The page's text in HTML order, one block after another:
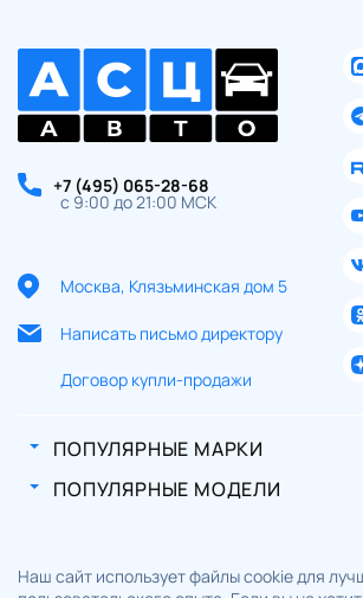
+7 (495) 065-28-68
с 9:00 до 21:00 МСК
Москва, Клязьминская дом 5
Написать письмо директору
Договор купли-продажи
ПОПУЛЯРНЫЕ МАРКИ
ПОПУЛЯРНЫЕ МОДЕЛИ
Наш сайт использует файлы cookie для